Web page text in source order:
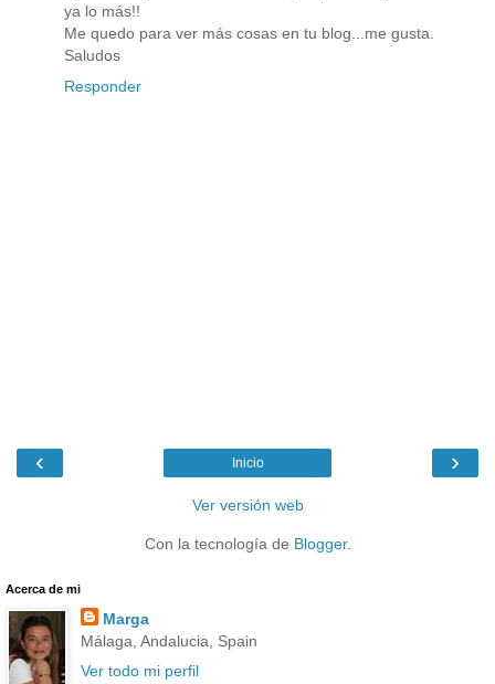
ya lo más!!
Me quedo para ver más cosas en tu blog...me gusta.
Saludos
Responder
‹ ›
Inicio
Ver versión web
Con la tecnología de Blogger.
Acerca de mi
Marga
Málaga, Andalucia, Spain
Ver todo mi perfil